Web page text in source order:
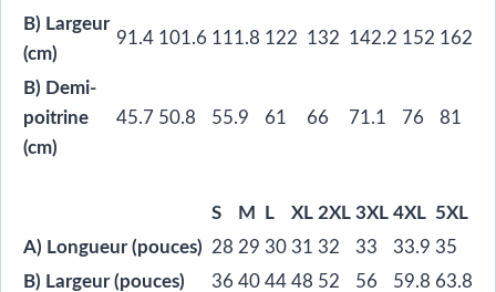
B) Largeur
(cm)
91.4 101.6 111.8 122 132 142.2 152 162
B) Demi-
poitrine
(cm)
45.7 50.8 55.9 61 66 71.1 76 81
S M L XL 2XL 3XL 4XL 5XL
A) Longueur (pouces) 28 29 30 31 32 33 33.9 35
B) Largeur (pouces)
36 40 44 48 52 56 59.8 63.8